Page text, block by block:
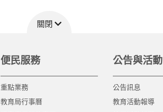
關閉
便民服務
重點業務
教育局行事曆
公告與活動
公告訊息
教育活動報導